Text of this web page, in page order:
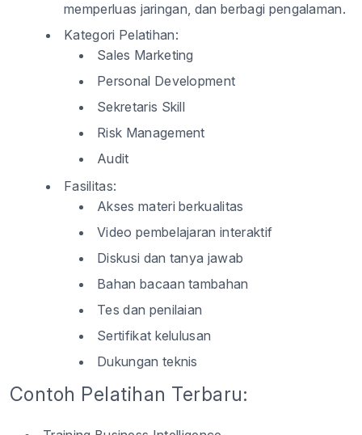
memperluas jaringan, dan berbagi pengalaman.
Kategori Pelatihan:
Sales Marketing
Personal Development
Sekretaris Skill
Risk Management
Audit
Fasilitas:
Akses materi berkualitas
Video pembelajaran interaktif
Diskusi dan tanya jawab
Bahan bacaan tambahan
Tes dan penilaian
Sertifikat kelulusan
Dukungan teknis
Contoh Pelatihan Terbaru: